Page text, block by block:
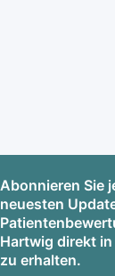
Abonnieren Sie
neuesten
Hartwig direkt
zu erhalten.